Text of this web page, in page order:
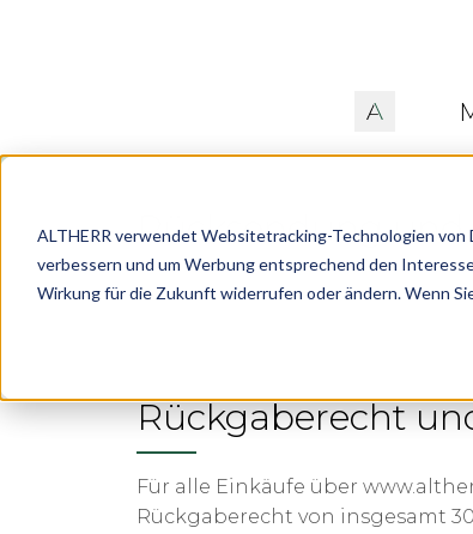
ALTHERR verwendet Websitetracking-Technologien
verbessern und um Werbung entsprechend den
Wirkung für die Zukunft widerrufen oder ändern. Wenn
Rücksendung
Rückgaberecht
Für alle Einkäufe über
Rückgaberecht von insgesamt